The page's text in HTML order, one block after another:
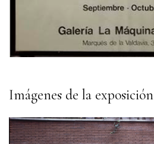
Imágenes de la exposición